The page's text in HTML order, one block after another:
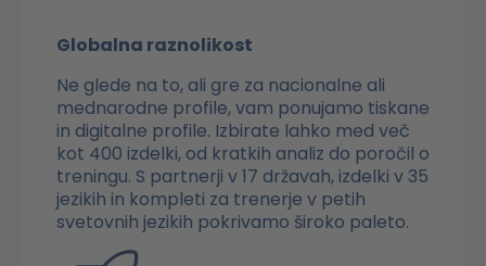
Globalna raznolikost
Ne glede na to, ali gre za nacionalne ali
mednarodne profile, vam ponujamo tiskane
in digitalne profile. Izbirate lahko med več
kot 400 izdelki, od kratkih analiz do poročil o
treningu. S partnerji v 17 državah, izdelki v 35
jezikih in kompleti za trenerje v petih
svetovnih jezikih pokrivamo široko paleto.